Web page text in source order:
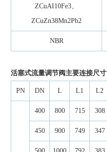
ZCuAI10Fe3、
ZCuZn38Mn2Pb2
NBR
活塞式流量调节阀主要连接尺寸
PN DN L L1 L2
400 800 715 308
450 900 749 347